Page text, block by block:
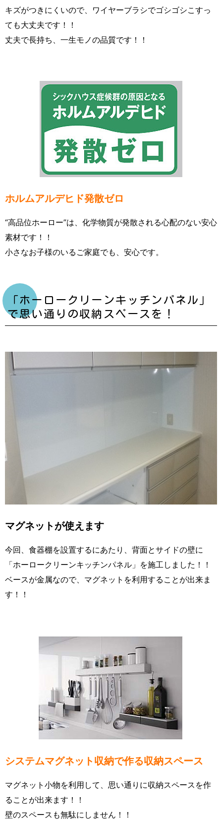
キズがつきにくいので、ワイヤーブラシでゴシゴシこすっ
ても大丈夫です！！
丈夫で長持ち、一生モノの品質です！！
ホルムアルデヒド発散ゼロ
“高品位ホーロー”は、化学物質が発散される心配のない安心
素材です！！
小さなお子様のいるご家庭でも、安心です。
「ホーロークリーンキッチンパネル」
で思い通りの収納スペースを！
マグネットが使えます
今回、食器棚を設置するにあたり、背面とサイドの壁に
「ホーロークリーンキッチンパネル」を施工しました！！
ベースが金属なので、マグネットを利用することが出来ま
す！！
システムマグネット収納で作る収納スペース
マグネット小物を利用して、思い通りに収納スペースを作
ることが出来ます！！
壁のスペースも無駄にしません！！